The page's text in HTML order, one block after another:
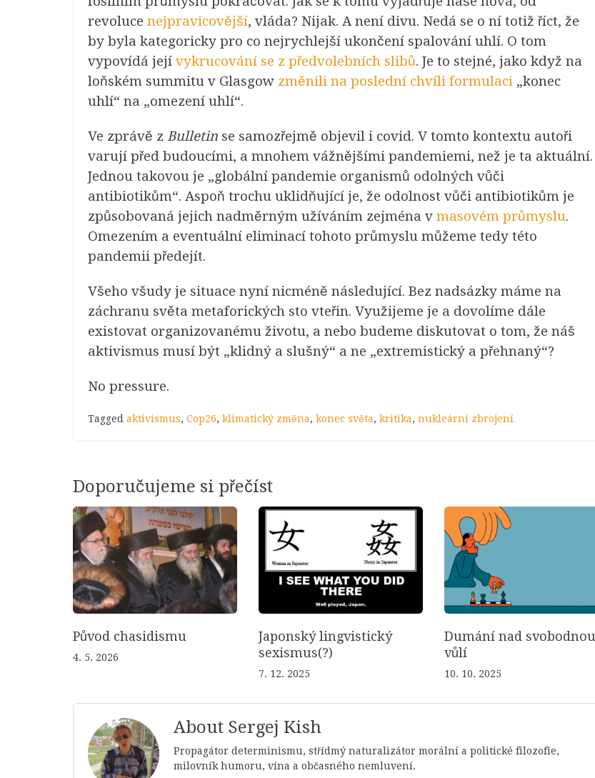
revoluce nejpravicovější, vláda? Nijak. A není divu. Nedá se o ní totiž říct, že
by byla kategoricky pro co nejrychlejší ukončení spalování uhlí. O tom
vypovídá její vykrucování se z předvolebních slibů. Je to stejné, jako když na
loňském summitu v Glasgow změnili na poslední chvíli formulaci „konec
uhlí“ na „omezení uhlí“.
Ve zprávě z Bulletin se samozřejmě objevil i covid. V tomto kontextu autoři
varují před budoucími, a mnohem vážnějšími pandemiemi, než je ta aktuální.
Jednou takovou je „globální pandemie organismů odolných vůči
antibiotikům“. Aspoň trochu uklidňující je, že odolnost vůči antibiotikům je
způsobovaná jejich nadměrným užíváním zejména v masovém průmyslu.
Omezením a eventuální eliminací tohoto průmyslu můžeme tedy této
pandemii předejít.
Všeho všudy je situace nyní nicméně následující. Bez nadsázky máme na
záchranu světa metaforických sto vteřin. Využijeme je a dovolíme dále
existovat organizovanému životu, a nebo budeme diskutovat o tom, že náš
aktivismus musí být „klidný a slušný“ a ne „extremistický a přehnaný“?
No pressure.
Tagged aktivismus, Cop26, klimatický změna, konec světa, kritika, nukleární zbrojení
Doporučujeme si přečíst
Původ chasidismu
4. 5. 2026
Japonský lingvistický
sexismus(?)
7. 12. 2025
Dumání nad svobodnou
vůlí
10. 10. 2025
About Sergej Kish
Propagátor determinismu, střídmý naturalizátor morální a politické filozofie,
milovník humoru, vína a občasného nemluvení.